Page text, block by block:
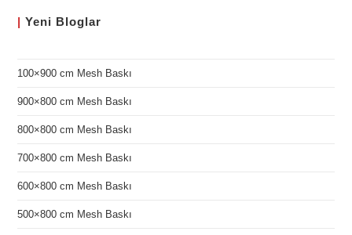
| Yeni Bloglar
100×900 cm Mesh Baskı
900×800 cm Mesh Baskı
800×800 cm Mesh Baskı
700×800 cm Mesh Baskı
600×800 cm Mesh Baskı
500×800 cm Mesh Baskı